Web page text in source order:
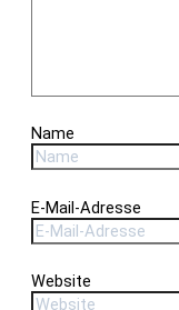
Name
E-Mail-Adresse
Website